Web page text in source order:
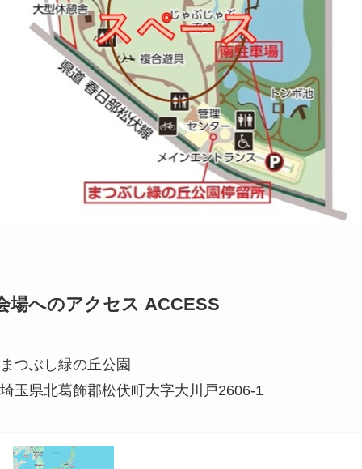
場へのアクセス ACCESS
まつぶし緑の丘公園
埼玉県北葛飾郡松伏町大字大川戸2606-1